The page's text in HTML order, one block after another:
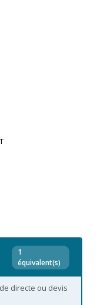
1
équivalent(s)
directe ou devis